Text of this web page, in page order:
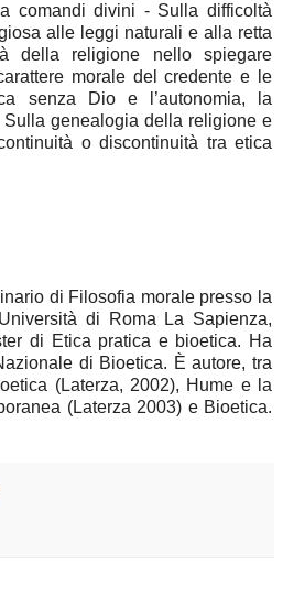
comandi divini - Sulla difficoltà
alle leggi naturali e alla retta
della religione nello spiegare
morale del credente e le
senza Dio e l’autonomia, la
genealogia della religione e
o discontinuità tra etica
di Filosofia morale presso la
di Roma La Sapienza,
di Etica pratica e bioetica. Ha
di Bioetica. È autore, tra
(Laterza, 2002), Hume e la
(Laterza 2003) e Bioetica.